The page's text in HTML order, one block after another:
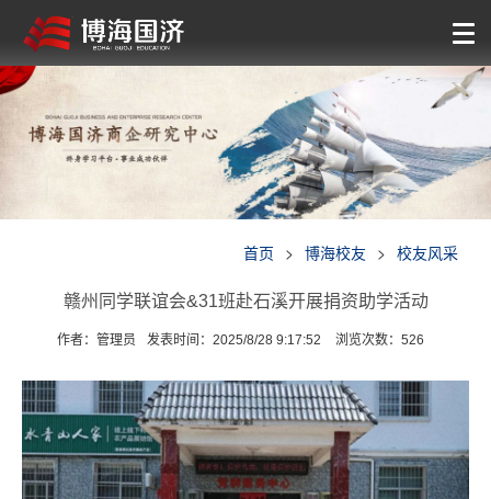
首页 > 博海校友 > 校友风采
赣州同学联谊会&31班赴石溪开展捐资助学活动
作者：管理员 发表时间：2025/8/28 9:17:52 浏览次数： 526